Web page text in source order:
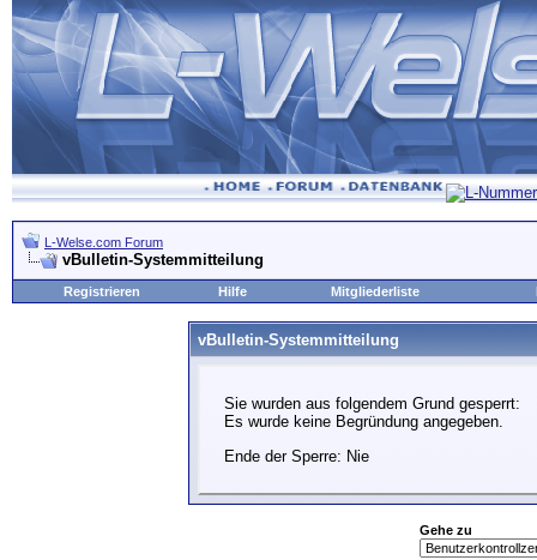
L-Welse.com Forum
vBulletin-Systemmitteilung
Registrieren Hilfe Mitgliederliste
vBulletin-Systemmitteilung
Sie wurden aus folgendem Grund gesperrt:
Es wurde keine Begründung angegeben.
Ende der Sperre: Nie
Gehe zu